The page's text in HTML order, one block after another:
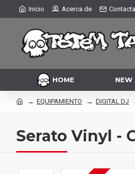
Inicio Acerca de
HOME NEW
EQUIPAMIENTO DIGITAL DJ
Serato Vinyl -